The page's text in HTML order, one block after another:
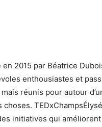
2015 par Béatrice
enthousiastes et
réunis pour autour
initiatives qui